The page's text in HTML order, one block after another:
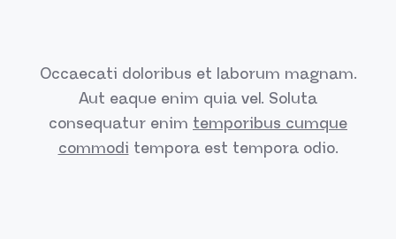
Occaecati doloribus et laborum magnam.
Aut eaque enim quia vel. Soluta
consequatur enim temporibus cumque
commodi tempora est tempora odio.